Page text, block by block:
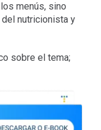
menús, sino
nutricionista y
sobre el tema;